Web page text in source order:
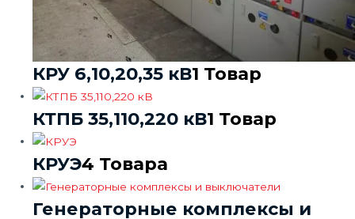
КРУ 6,10,20,35 кВ1 Товар
КТПБ 35,110,220 кВ1 Товар
КРУЭ4 Товара
Генераторные комплексы и